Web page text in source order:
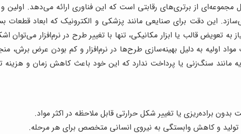
از برتری‌های رقابتی است که این فناوری ارائه می‌دهد. اولین
این دقت برای صنایعی مانند پزشکی و الکترونیک که ابعاد
تعویض قالب یا ابزار مکانیکی، تنها با تغییر طرح در نرم‌افزار می‌توان
اولیه به دلیل بهینه‌سازی طرح‌ها در نرم‌افزار و کم بودن عرض برش،
مانند سنگ‌زنی یا پرداخت ندارد که این خود باعث کاهش زمان و
براده‌ریزی یا تغییر شکل حرارتی قابل ملاحظه در اکثر مواد.
تولید و کاهش وابستگی به نیروی انسانی متخصص برای هر مرحله.